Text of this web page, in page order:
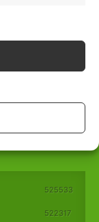
82125
525533
522317